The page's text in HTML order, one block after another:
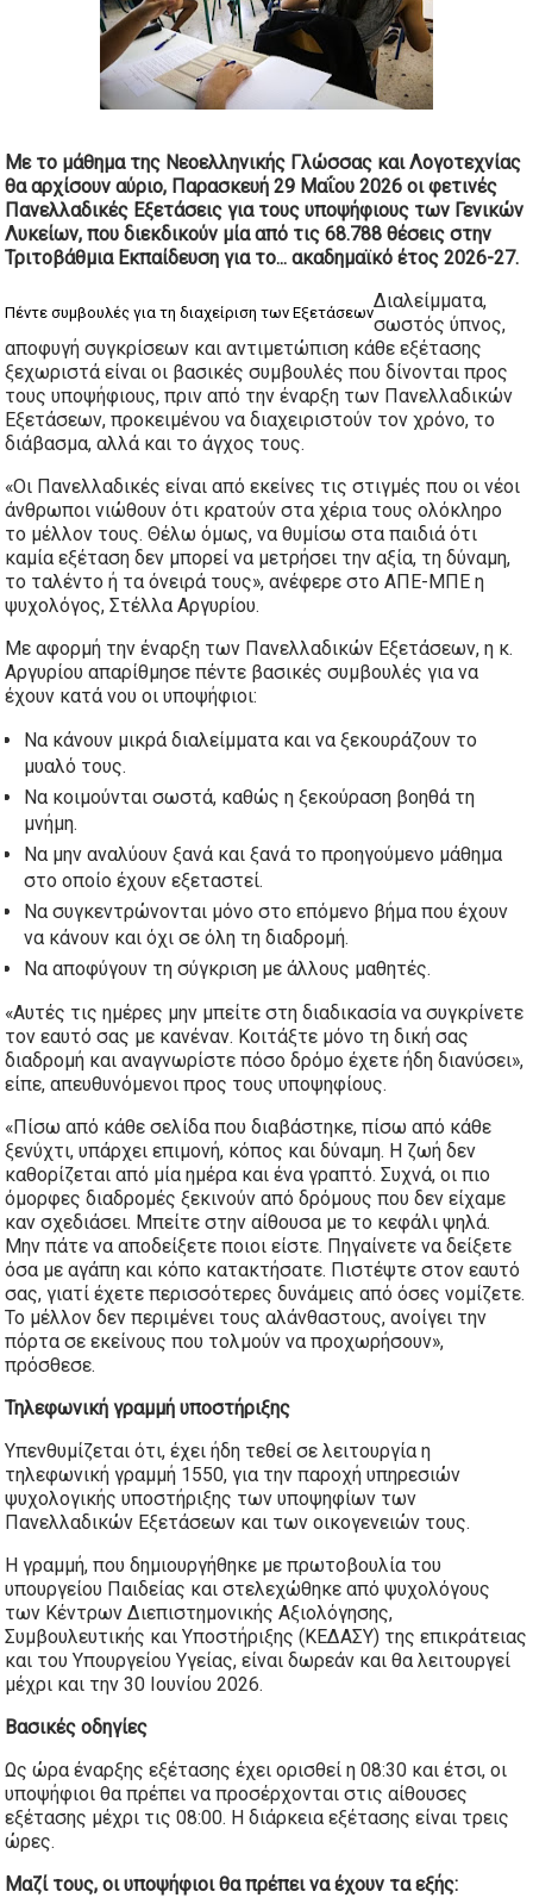
Με το μάθημα της Νεοελληνικής Γλώσσας και Λογοτεχνίας
θα αρχίσουν αύριο, Παρασκευή 29 Μαΐου 2026 οι φετινές
Πανελλαδικές Εξετάσεις για τους υποψήφιους των Γενικών
Λυκείων, που διεκδικούν μία από τις 68.788 θέσεις στην
Τριτοβάθμια Εκπαίδευση για το... ακαδημαϊκό έτος 2026-27.
Πέντε συμβουλές για τη διαχείριση των Εξετάσεων
Διαλείμματα,
σωστός ύπνος,
αποφυγή συγκρίσεων και αντιμετώπιση κάθε εξέτασης
ξεχωριστά είναι οι βασικές συμβουλές που δίνονται προς
τους υποψήφιους, πριν από την έναρξη των Πανελλαδικών
Εξετάσεων, προκειμένου να διαχειριστούν τον χρόνο, το
διάβασμα, αλλά και το άγχος τους.
«Οι Πανελλαδικές είναι από εκείνες τις στιγμές που οι νέοι
άνθρωποι νιώθουν ότι κρατούν στα χέρια τους ολόκληρο
το μέλλον τους. Θέλω όμως, να θυμίσω στα παιδιά ότι
καμία εξέταση δεν μπορεί να μετρήσει την αξία, τη δύναμη,
το ταλέντο ή τα όνειρά τους», ανέφερε στο ΑΠΕ-ΜΠΕ η
ψυχολόγος, Στέλλα Αργυρίου.
Με αφορμή την έναρξη των Πανελλαδικών Εξετάσεων, η κ.
Αργυρίου απαρίθμησε πέντε βασικές συμβουλές για να
έχουν κατά νου οι υποψήφιοι:
Να κάνουν μικρά διαλείμματα και να ξεκουράζουν το
μυαλό τους.
Να κοιμούνται σωστά, καθώς η ξεκούραση βοηθά τη
μνήμη.
Να μην αναλύουν ξανά και ξανά το προηγούμενο μάθημα
στο οποίο έχουν εξεταστεί.
Να συγκεντρώνονται μόνο στο επόμενο βήμα που έχουν
να κάνουν και όχι σε όλη τη διαδρομή.
Να αποφύγουν τη σύγκριση με άλλους μαθητές.
«Αυτές τις ημέρες μην μπείτε στη διαδικασία να συγκρίνετε
τον εαυτό σας με κανέναν. Κοιτάξτε μόνο τη δική σας
διαδρομή και αναγνωρίστε πόσο δρόμο έχετε ήδη διανύσει»,
είπε, απευθυνόμενοι προς τους υποψηφίους.
«Πίσω από κάθε σελίδα που διαβάστηκε, πίσω από κάθε
ξενύχτι, υπάρχει επιμονή, κόπος και δύναμη. Η ζωή δεν
καθορίζεται από μία ημέρα και ένα γραπτό. Συχνά, οι πιο
όμορφες διαδρομές ξεκινούν από δρόμους που δεν είχαμε
καν σχεδιάσει. Μπείτε στην αίθουσα με το κεφάλι ψηλά.
Μην πάτε να αποδείξετε ποιοι είστε. Πηγαίνετε να δείξετε
όσα με αγάπη και κόπο κατακτήσατε. Πιστέψτε στον εαυτό
σας, γιατί έχετε περισσότερες δυνάμεις από όσες νομίζετε.
Το μέλλον δεν περιμένει τους αλάνθαστους, ανοίγει την
πόρτα σε εκείνους που τολμούν να προχωρήσουν»,
πρόσθεσε.
Τηλεφωνική γραμμή υποστήριξης
Υπενθυμίζεται ότι, έχει ήδη τεθεί σε λειτουργία η
τηλεφωνική γραμμή 1550, για την παροχή υπηρεσιών
ψυχολογικής υποστήριξης των υποψηφίων των
Πανελλαδικών Εξετάσεων και των οικογενειών τους.
Η γραμμή, που δημιουργήθηκε με πρωτοβουλία του
υπουργείου Παιδείας και στελεχώθηκε από ψυχολόγους
των Κέντρων Διεπιστημονικής Αξιολόγησης,
Συμβουλευτικής και Υποστήριξης (ΚΕΔΑΣΥ) της επικράτειας
και του Υπουργείου Υγείας, είναι δωρεάν και θα λειτουργεί
μέχρι και την 30 Ιουνίου 2026.
Βασικές οδηγίες
Ως ώρα έναρξης εξέτασης έχει ορισθεί η 08:30 και έτσι, οι
υποψήφιοι θα πρέπει να προσέρχονται στις αίθουσες
εξέτασης μέχρι τις 08:00. Η διάρκεια εξέτασης είναι τρεις
ώρες.
Μαζί τους, οι υποψήφιοι θα πρέπει να έχουν τα εξής: